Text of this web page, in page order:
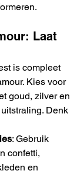
Laat
is compleet
Kies voor
goud, zilver en
Denk
: Gebruik
confetti,
en